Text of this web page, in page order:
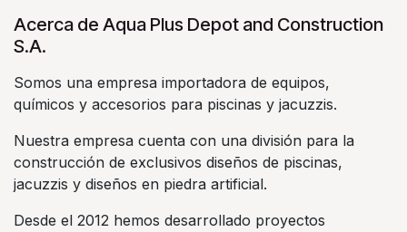
Acerca de Aqua Plus Depot and Construction
S.A.
Somos una empresa importadora de equipos,
químicos y accesorios para piscinas y jacuzzis.
Nuestra empresa cuenta con una división para la
construcción de exclusivos diseños de piscinas,
jacuzzis y diseños en piedra artificial.
Desde el 2012 hemos desarrollado proyectos